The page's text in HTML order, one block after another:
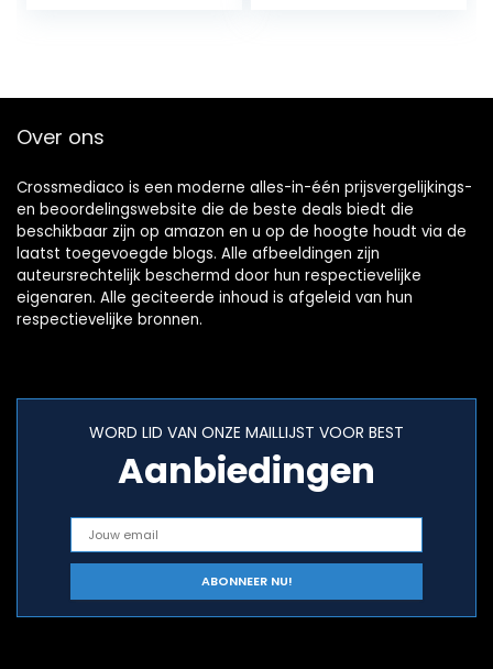
Over ons
Crossmediaco is een moderne alles-in-één prijsvergelijkings-
en beoordelingswebsite die de beste deals biedt die
beschikbaar zijn op amazon en u op de hoogte houdt via de
laatst toegevoegde blogs. Alle afbeeldingen zijn
auteursrechtelijk beschermd door hun respectievelijke
eigenaren. Alle geciteerde inhoud is afgeleid van hun
respectievelijke bronnen.
WORD LID VAN ONZE MAILLIJST VOOR BEST
Aanbiedingen